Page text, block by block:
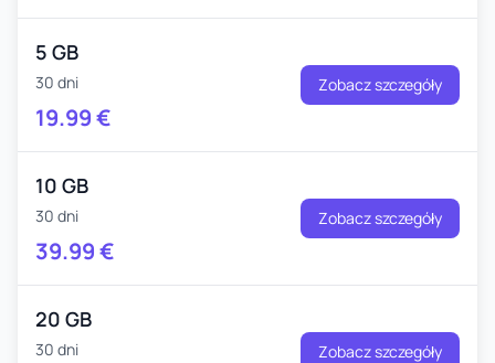
5 GB
30 dni
19.99€
Zobacz szczegóły
10 GB
30 dni
39.99€
Zobacz szczegóły
20 GB
30 dni Zobacz szczegóły